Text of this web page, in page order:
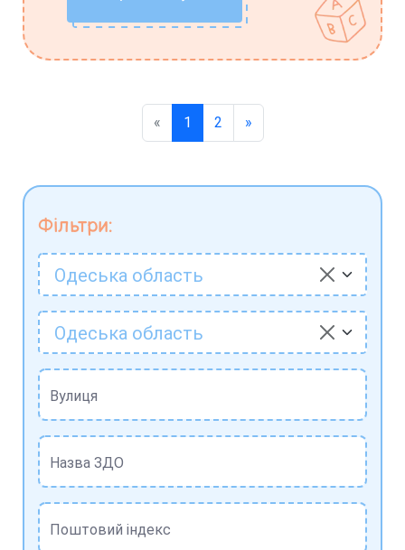
Фільтри:
Одеська область
Одеська область
Вулиця
Назва ЗДО
Поштовий індекс
« 1 2 »